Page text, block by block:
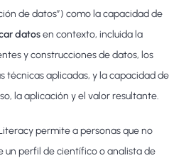
de datos”) como la capacidad de
datosen contexto, incluida la
y construcciones de datos, los
técnicas aplicadas, y la capacidad de
la aplicación y el valor resultante.
permite a personas que no
un perfil de científico o analista de